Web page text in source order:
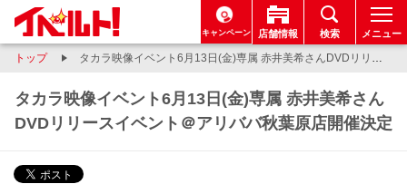
キャンペーン 店舗情報 検索 メニュー
トップ タカラ映像イベント6月13日(金)専属 赤井美希さんDVDリリースイベント＠アリババ秋葉原店開催決定
タカラ映像イベント6月13日(金)専属 赤井美希さん
DVDリリースイベント＠アリババ秋葉原店開催決定